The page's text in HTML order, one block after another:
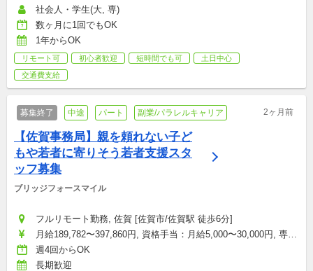
社会人・学生(大, 専)
数ヶ月に1回でもOK
1年からOK
リモート可 初心者歓迎 短時間でも可
土日中心
交通費支給
募集終了 中途 パート 副業/パラレルキャリア 2ヶ月前
【佐賀事務局】親を頼れない子ど
もや若者に寄りそう若者支援スタ
ッフ募集
ブリッジフォースマイル
フルリモート勤務, 佐賀 [佐賀市/佐賀駅 徒歩6分]
月給189,782〜397,860円, 資格手当：月給5,000〜30,000円, 専門
支援職手当：月給12,500〜87,500円
週4回からOK
長期歓迎